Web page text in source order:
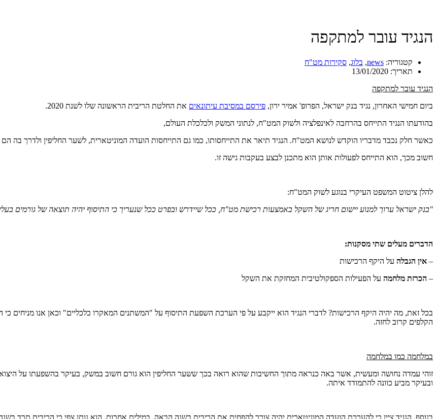
הנגיד עובר למתקפה
קטגוריה: news
, בלוג, סקירות מט"ח
תאריך: 13/01/2020
הנגיד עובר למתקפה
ביום חמישי האחרון, נגיד בנק ישראל, הפרופ' אמיר ירון, פירסם במסיבת עיתונאים את החלטת הריבית הראשונה שלו לשנת 2020.
בהודעתו הנגיד התייחס בהרחבה לאינפלציה ולשוק המט"ח, לנתוני המשק ולכלכלת העולם,
כאשר חלק נכבד מדבריו הוקדש לנושא המט"ח. הנגיד תיאר את התייחסותו, כמו גם התייחסות הועדה המוניטארית, לשער החליפין ולדרך בה הם
חשוב מכך, הוא התייחס לפעולות אותן הוא מתכנן לבצע בעקבות גישה זו.
להלן ציטוט המשפט העיקרי בנוגע לשוק המט"ח:
"בנק ישראל ערוך למנוע יישום חריג של השקל באמצעות רכישת מט"ח, ככל שיידרש ובפרט ככל שנעריך כי התיסוף יהיה תוצאה של גורמים בעלי
הדברים מעלים שתי מסקנות:
– אין הגבלה על היקף הרכישות
– הכרזת מלחמה על הפעילות הספקולטיבית המחזקת את השקל
בכל זאת, מה יהיה היקף הרכישות? לדברי הנגיד הוא ייקבע על פי הערכת השפעת התיסוף על "המשתנים המאקרו כלכליים" וכאן אנו מניחים כי
הקלפים קרוב לחזה.
במלחמה כמו במלחמה
זוהי עמדה נחושה ומעשית, אשר באה כנראה מתוך החשיבות שהוא רואה בכך ששער החליפין הוא גורם חשוב במשק, בעיקר בהשפעתו על
ובעיקר מביע כוונה להתמודד איתה.
בנוסף, הנגיד ציין כי להערכת הועדה המוניטארית יהיה צורך להפחית את הריבית בשנה הבאה. במילים אחרות, הוא נותן צפי כי הריבית תרד